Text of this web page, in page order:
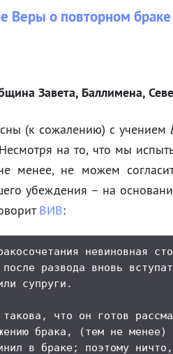
Веры о повторном браке
Завета, Баллимена,
(к сожалению) с учением
на то, что мы
менее, не можем
убеждения – на
ВИВ:
невиновная
развода вновь
супруги.
что он готов
брака, (тем не менее)
в браке; поэтому